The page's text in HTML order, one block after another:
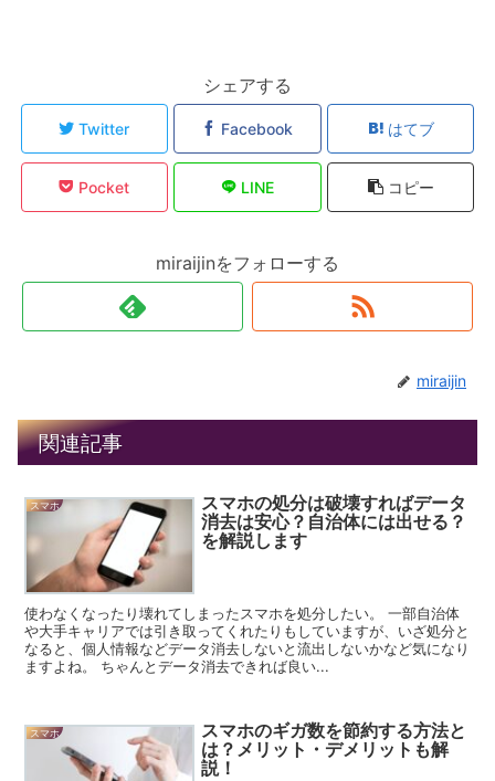
シェアする
Twitter Facebook はてブ
Pocket LINE コピー
miraijinをフォローする
miraijin
関連記事
スマホ
スマホの処分は破壊すればデータ
消去は安心？自治体には出せる？
を解説します
使わなくなったり壊れてしまったスマホを処分したい。 一部自治体
や大手キャリアでは引き取ってくれたりもしていますが、いざ処分と
なると、個人情報などデータ消去しないと流出しないかなど気になり
ますよね。 ちゃんとデータ消去できれば良い...
スマホ
スマホのギガ数を節約する方法と
は？メリット・デメリットも解
説！